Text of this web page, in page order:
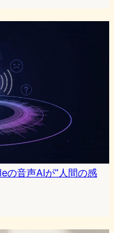
の音声AIが”人間の感